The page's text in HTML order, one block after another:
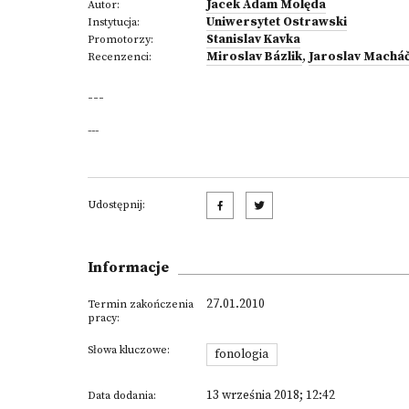
Autor: Jacek Adam Molęda
Instytucja: Uniwersytet Ostrawski
Promotorzy: Stanislav Kavka
Recenzenci: Miroslav Bázlik, Jaroslav
---
---
Udostępnij:
Informacje
Termin zakończenia
pracy:
27.01.2010
Słowa kluczowe: fonologia
Data dodania: 13 września 2018; 12:42